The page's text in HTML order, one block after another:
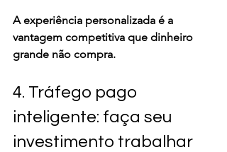
A experiência personalizada é a
vantagem competitiva que dinheiro
grande não compra.
4. Tráfego pago
inteligente: faça seu
investimento trabalhar